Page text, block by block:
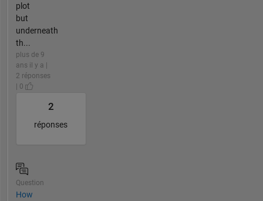
plot
but
underneath
th...
plus de 9
ans il y a |
2 réponses
| 0
2
réponses
Question
How